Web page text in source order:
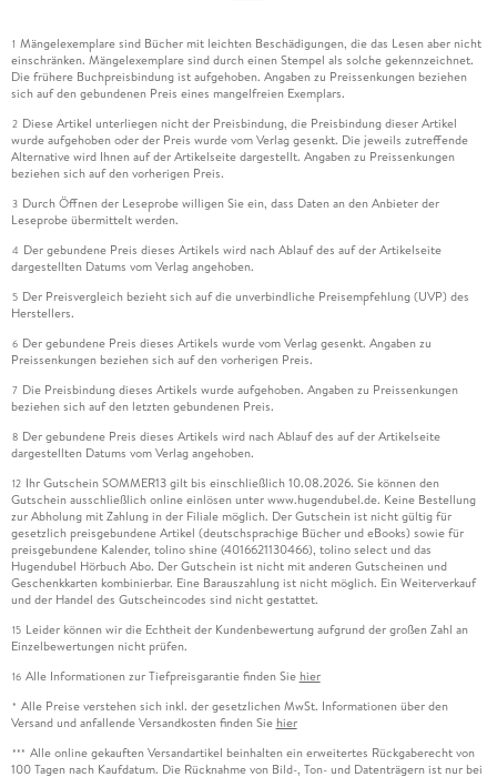
1 Mängelexemplare sind Bücher mit leichten Beschädigungen, die das Lesen aber nicht
einschränken. Mängelexemplare sind durch einen Stempel als solche gekennzeichnet.
Die frühere Buchpreisbindung ist aufgehoben. Angaben zu Preissenkungen beziehen
sich auf den gebundenen Preis eines mangelfreien Exemplars.
2 Diese Artikel unterliegen nicht der Preisbindung, die Preisbindung dieser Artikel
wurde aufgehoben oder der Preis wurde vom Verlag gesenkt. Die jeweils zutreffende
Alternative wird Ihnen auf der Artikelseite dargestellt. Angaben zu Preissenkungen
beziehen sich auf den vorherigen Preis.
3 Durch Öffnen der Leseprobe willigen Sie ein, dass Daten an den Anbieter der
Leseprobe übermittelt werden.
4 Der gebundene Preis dieses Artikels wird nach Ablauf des auf der Artikelseite
dargestellten Datums vom Verlag angehoben.
5 Der Preisvergleich bezieht sich auf die unverbindliche Preisempfehlung (UVP) des
Herstellers.
6 Der gebundene Preis dieses Artikels wurde vom Verlag gesenkt. Angaben zu
Preissenkungen beziehen sich auf den vorherigen Preis.
7 Die Preisbindung dieses Artikels wurde aufgehoben. Angaben zu Preissenkungen
beziehen sich auf den letzten gebundenen Preis.
8 Der gebundene Preis dieses Artikels wird nach Ablauf des auf der Artikelseite
dargestellten Datums vom Verlag angehoben.
12 Ihr Gutschein SOMMER13 gilt bis einschließlich 10.08.2026. Sie können den
Gutschein ausschließlich online einlösen unter www.hugendubel.de. Keine Bestellung
zur Abholung mit Zahlung in der Filiale möglich. Der Gutschein ist nicht gültig für
gesetzlich preisgebundene Artikel (deutschsprachige Bücher und eBooks) sowie für
preisgebundene Kalender, tolino shine (4016621130466), tolino select und das
Hugendubel Hörbuch Abo. Der Gutschein ist nicht mit anderen Gutscheinen und
Geschenkkarten kombinierbar. Eine Barauszahlung ist nicht möglich. Ein Weiterverkauf
und der Handel des Gutscheincodes sind nicht gestattet.
15 Leider können wir die Echtheit der Kundenbewertung aufgrund der großen Zahl an
Einzelbewertungen nicht prüfen.
16 Alle Informationen zur Tiefpreisgarantie finden Sie hier
* Alle Preise verstehen sich inkl. der gesetzlichen MwSt. Informationen über den
Versand und anfallende Versandkosten finden Sie hier
*** Alle online gekauften Versandartikel beinhalten ein erweitertes Rückgaberecht von
100 Tagen nach Kaufdatum. Die Rücknahme von Bild-, Ton- und Datenträgern ist nur bei